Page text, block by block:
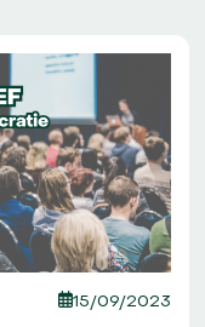
15/09/2023